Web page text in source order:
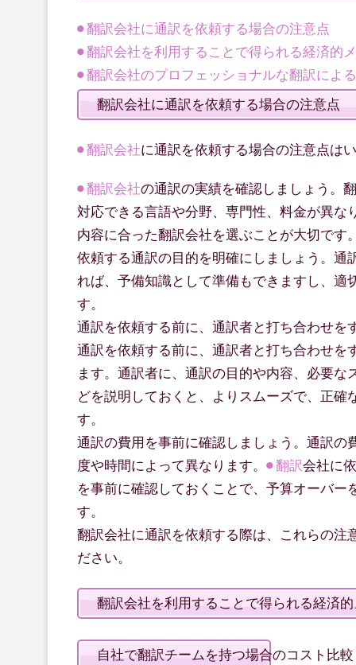
翻訳会社に通訳を依頼する場合の注意点
翻訳会社を利用することで得られる経済的
翻訳会社のプロフェッショナルな翻訳によ
翻訳会社に通訳を依頼する場合の注意点
翻訳会社に通訳を依頼する場合の注意点は
翻訳会社の通訳の実績を確認しましょう。
対応できる言語や分野、専門性、料金が異な
内容に合った翻訳会社を選ぶことが大切です
依頼する通訳の目的を明確にしましょう。通
れば、予備知識として準備もできますし、適
す。
通訳を依頼する前に、通訳者と打ち合わせを
通訳を依頼する前に、通訳者と打ち合わせを
ます。通訳者に、通訳の目的や内容、必要な
どを説明しておくと、よりスムーズで、正確
す。
通訳の費用を事前に確認しましょう。通訳の
度や時間によって異なります。
翻訳会社に
を事前に確認しておくことで、予算オーバー
す。
翻訳会社に通訳を依頼する際は、これらの注
ださい。
翻訳会社を利用することで得られる経済
自社で翻訳チームを持つ場合のコスト比較